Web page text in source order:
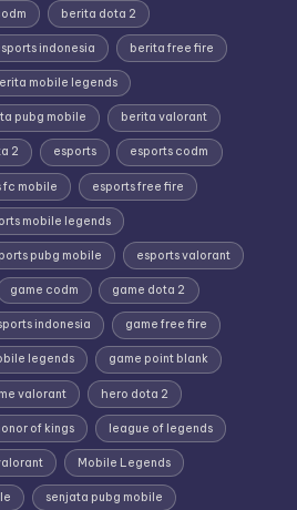
berita dota 2
indonesia berita free fire
mobile legends
pubg mobile berita valorant
2 esports esports codm
fc mobile esports free fire
mobile legends
pubg mobile esports valorant
game codm game dota 2
indonesia game free fire
legends game point blank
valorant hero dota 2
of kings league of legends
Mobile Legends
senjata pubg mobile